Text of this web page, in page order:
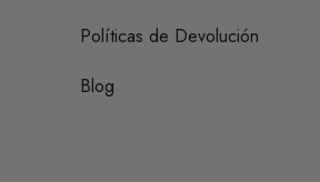
Políticas de Devolución
Blog